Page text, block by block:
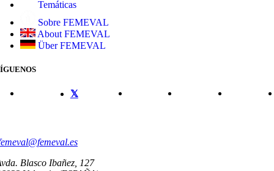
Temáticas
Sobre FEMEVAL
About FEMEVAL
Über FEMEVAL
Blasco Ibañez, 127